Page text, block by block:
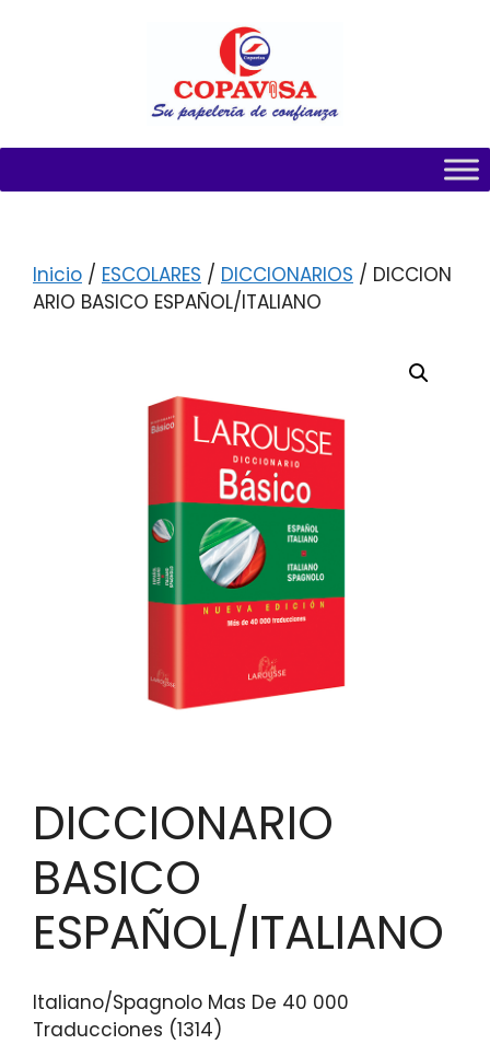
Inicio / ESCOLARES / DICCIONARIOS / DICCION
ARIO BASICO ESPAÑOL/ITALIANO
DICCIONARIO
BASICO
ESPAÑOL/ITALIANO
Italiano/Spagnolo Mas De 40 000
Traducciones (1314)